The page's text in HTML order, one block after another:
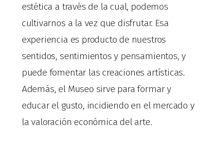
estética a través de la cual, podemos
cultivarnos a la vez que disfrutar. Esa
experiencia es producto de nuestros
sentidos, sentimientos y pensamientos, y
puede fomentar las creaciones artísticas.
Además, el Museo sirve para formar y
educar el gusto, incidiendo en el mercado y
la valoración económica del arte.